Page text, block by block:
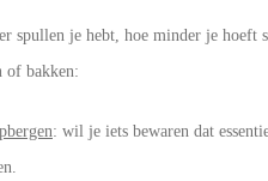
spullen je hebt, hoe minder je hoeft
of bakken:
: wil je iets bewaren dat